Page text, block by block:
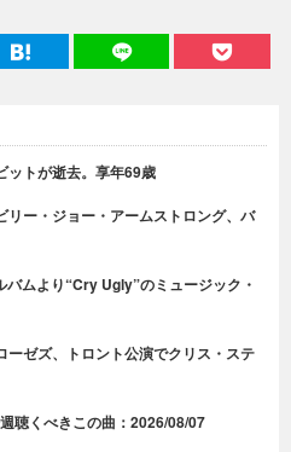
ットが逝去。享年69歳
リー・ジョー・アームストロング、バ
バムより“Cry Ugly”のミュージック・
ーゼズ、トロント公演でクリス・ステ
聴くべきこの曲：2026/08/07